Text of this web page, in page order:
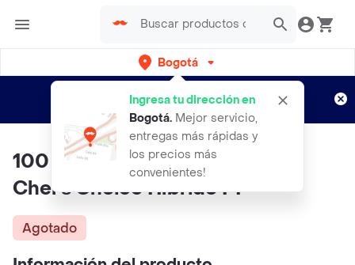
Bogotá
Ingresa tu dirección en
Bogotá. Mejor servicio,
entregas más rápidas y
los precios más
convenientes!
envíos gratis por semanas
Aplican TyC
100 Semillas De Tomate Blanco
Chef's Choice Híbrido F1
Agotado